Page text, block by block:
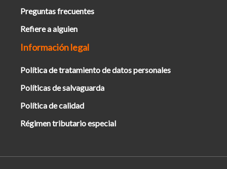
Preguntas frecuentes
Refiere a alguien
Información legal
Política de tratamiento de datos personales
Políticas de salvaguarda
Política de calidad
Régimen tributario especial